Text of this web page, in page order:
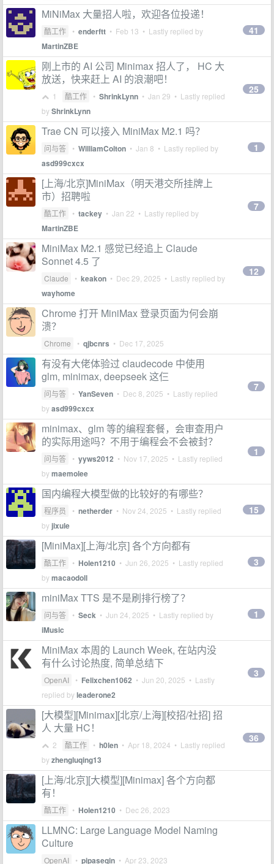
MiNiMax 大量招人啦，欢迎各位投递！
酷工作 • enderftt • Feb 13 • Lastly replied by
MartinZBE
41
刚上市的 AI 公司 Minimax 招人了， HC 大
放送，快来赶上 AI 的浪潮吧！
1 酷工作 • ShrinkLynn • Jan 29 • Lastly replied
byShrinkLynn
25
Trae CN 可以接入 MiniMax M2.1 吗？
问与答 • WilliamColton • Jan 8 • Lastly replied by
asd999cxcx
1
[上海/北京]MiniMax（明天港交所挂牌上
市）招聘啦
酷工作 • tackey • Jan 22 • Lastly replied by
MartinZBE
7
MiniMax M2.1 感觉已经追上 Claude
Sonnet 4.5 了
Claude • keakon • Dec 29, 2025 • Lastly replied by
wayhome
12
Chrome 打开 MiniMax 登录页面为何会崩
溃？
Chrome • qjbcnrs • Dec 17, 2025
有没有大佬体验过 claudecode 中使用
glm, minimax, deepseek 这仨
问与答 • YanSeven • Dec 8, 2025 • Lastly replied
byasd999cxcx
7
minimax、glm 等的编程套餐，会审查用户
的实际用途吗？不用于编程会不会被封？
问与答 • yyws2012 • Nov 17, 2025 • Lastly replied
bymaemolee
1
国内编程大模型做的比较好的有哪些？
程序员 • netherder • Nov 24, 2025 • Lastly replied
by jixule
15
[MiniMax][上海/北京] 各个方向都有
酷工作 • Holen1210 • Jun 26, 2025 • Lastly replied
bymacaodoll
3
miniMax TTS 是不是刷排行榜了？
问与答 • Seck • Jun 24, 2025 • Lastly replied by
iMusic
1
MiniMax 本周的 Launch Week, 在站内没
有什么讨论热度, 简单总结下
OpenAI • Felixchen1062 • Jun 20, 2025 • Lastly
replied byleaderone2
3
[大模型][Minimax][北京/上海][校招/社招] 招
人 大量 HC！
2 酷工作 • h0len • Apr 18, 2024 • Lastly replied
byzhengluqing13
36
[上海/北京][大模型][Minimax] 各个方向都
有！
酷工作 • Holen1210 • Dec 26, 2023
LLMNC: Large Language Model Naming
Culture
OpenAI • pipaseqin • Apr 23, 2023